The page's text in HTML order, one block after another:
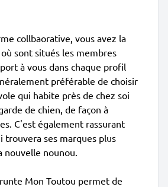
collbaorative, vous avez la
sont situés les membres
à vous dans chaque profil
préférable de choisir
qui habite près de chez soi
de chien, de façon à
C'est également rassurant
trouvera ses marques plus
nouvelle nounou.
Mon Toutou permet de